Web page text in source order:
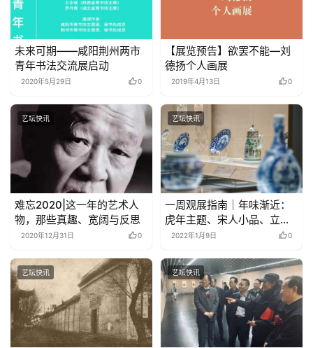
未来可期——咸阳荆州两市
青年书法交流展启动
2020年5月29日 0
【展览预告】欲罢不能—刘
德扬个人画展
2019年4月13日 0
艺坛快讯
难忘2020|这一年的艺术人
物，那些真趣、宽阔与反思
2020年12月31日 0
艺坛快讯
一周观展指南｜年味渐近：
虎年主题、宋人小品、立轴
山水
2022年1月9日 0
艺坛快讯 艺坛快讯